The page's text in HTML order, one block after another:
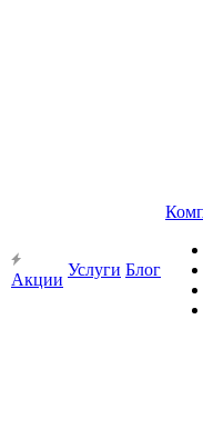
Акции
Услуги Блог